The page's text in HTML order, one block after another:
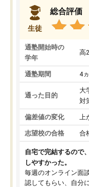
生徒
総合評価
通塾開始時の
学年
高2
通塾期間 4
通った目的
大
対
偏差値の変化
志望校の合格 合
自宅で完結するので
しやすかった。
毎週のオンライン面
認してもらい、自分